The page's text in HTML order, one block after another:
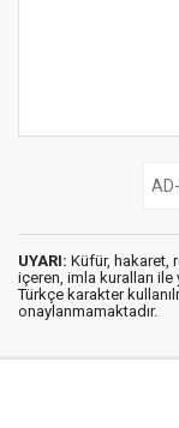
UYARI: Küfür, hakaret,
içeren, imla kuralları ile
Türkçe karakter
onaylanmamaktadır.